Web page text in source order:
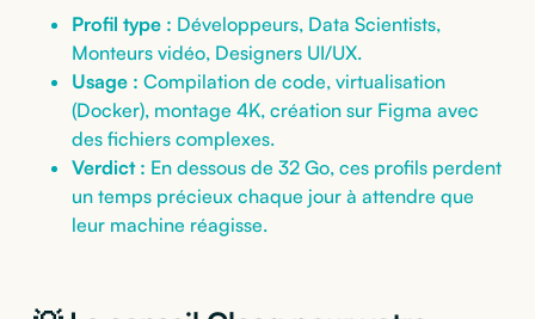
Profil type : Développeurs, Data Scientists,
Monteurs vidéo, Designers UI/UX.
Usage : Compilation de code, virtualisation
(Docker), montage 4K, création sur Figma avec
des fichiers complexes.
Verdict : En dessous de 32 Go, ces profils perdent
un temps précieux chaque jour à attendre que
leur machine réagisse.